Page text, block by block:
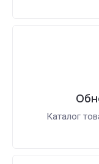
Каталог